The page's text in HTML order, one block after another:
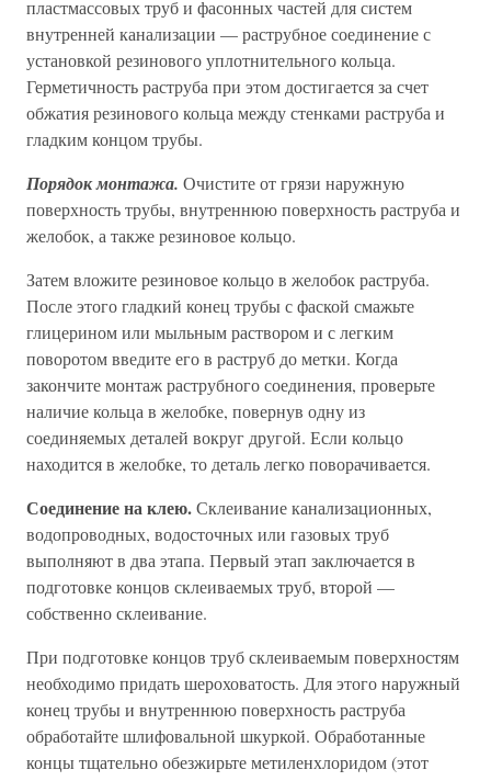
пластмассовых труб и фасонных частей для систем
внутренней канализации — раструбное соединение с
установкой резинового уплотнительного кольца.
Герметичность раструба при этом достигается за счет
обжатия резинового кольца между стенками раструба и
гладким концом трубы.
Порядок монтажа. Очистите от грязи наружную
поверхность трубы, внутреннюю поверхность раструба и
желобок, а также резиновое кольцо.
Затем вложите резиновое кольцо в желобок раструба.
После этого гладкий конец трубы с фаской смажьте
глицерином или мыльным раствором и с легким
поворотом введите его в раструб до метки. Когда
закончите монтаж раструбного соединения, проверьте
наличие кольца в желобке, повернув одну из
соединяемых деталей вокруг другой. Если кольцо
находится в желобке, то деталь легко поворачивается.
Соединение на клею.Склеивание канализационных,
водопроводных, водосточных или газовых труб
выполняют в два этапа. Первый этап заключается в
подготовке концов склеиваемых труб, второй —
собственно склеивание.
При подготовке концов труб склеиваемым поверхностям
необходимо придать шероховатость. Для этого наружный
конец трубы и внутреннюю поверхность раструба
обработайте шлифовальной шкуркой. Обработанные
концы тщательно обезжирьте метиленхлоридом (этот